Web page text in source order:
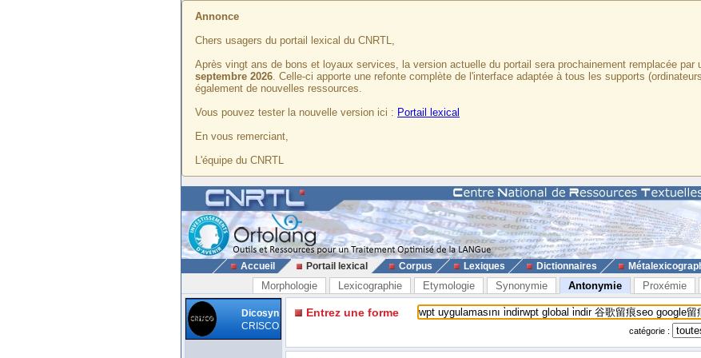
Annonce
Chers usagers du portail lexical du CNRTL,
Après vingt ans de bons et loyaux services, la version actuelle du portail sera prochainement remplacée par
septembre 2026. Celle-ci apporte une refonte complète de l'interface adaptée à tous les supports
également de nouvelles ressources.
Vous pouvez tester la nouvelle version ici : Portail lexical
En vous remerciant,
L'équipe du CNRTL
Accueil Portail lexical Corpus Lexiques Dictionnaires
Morphologie Lexicographie Etymologie Synonymie Antonymie Proxémie
Dicosyn
CRISCO
Entrez une forme
catégorie :